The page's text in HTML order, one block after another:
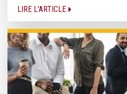
LIRE L'ARTICLE